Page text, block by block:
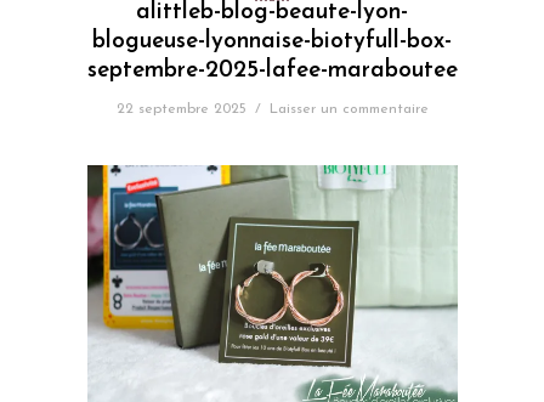
alittleb-blog-beaute-lyon-
blogueuse-lyonnaise-biotyfull-box-
septembre-2025-lafee-maraboutee
22 septembre 2025 / Laisser un commentaire